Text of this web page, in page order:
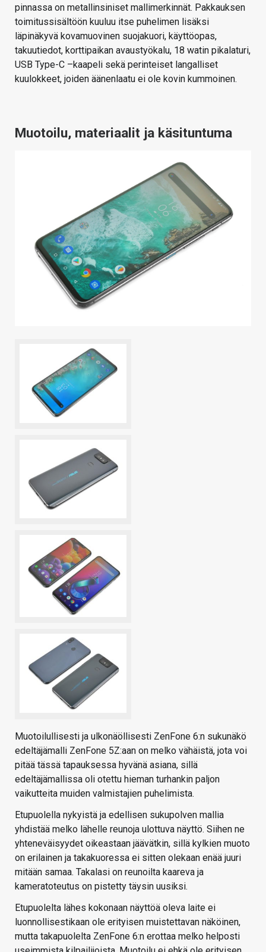
pinnassa on metallinsiniset mallimerkinnät. Pakkauksen
toimitussisältöön kuuluu itse puhelimen lisäksi
läpinäkyvä kovamuovinen suojakuori, käyttöopas,
takuutiedot, korttipaikan avaustyökalu, 18 watin pikalaturi,
USB Type-C –kaapeli sekä perinteiset langalliset
kuulokkeet, joiden äänenlaatu ei ole kovin kummoinen.
Muotoilu, materiaalit ja käsituntuma
Muotoilullisesti ja ulkonäöllisesti ZenFone 6:n sukunäkö
edeltäjämalli ZenFone 5Z:aan on melko vähäistä, jota voi
pitää tässä tapauksessa hyvänä asiana, sillä
edeltäjämallissa oli otettu hieman turhankin paljon
vaikutteita muiden valmistajien puhelimista.
Etupuolella nykyistä ja edellisen sukupolven mallia
yhdistää melko lähelle reunoja ulottuva näyttö. Siihen ne
yhteneväisyydet oikeastaan jäävätkin, sillä kylkien muoto
on erilainen ja takakuoressa ei sitten olekaan enää juuri
mitään samaa. Takalasi on reunoilta kaareva ja
kameratoteutus on pistetty täysin uusiksi.
Etupuolelta lähes kokonaan näyttöä oleva laite ei
luonnollisestikaan ole erityisen muistettavan näköinen,
mutta takapuolelta ZenFone 6:n erottaa melko helposti